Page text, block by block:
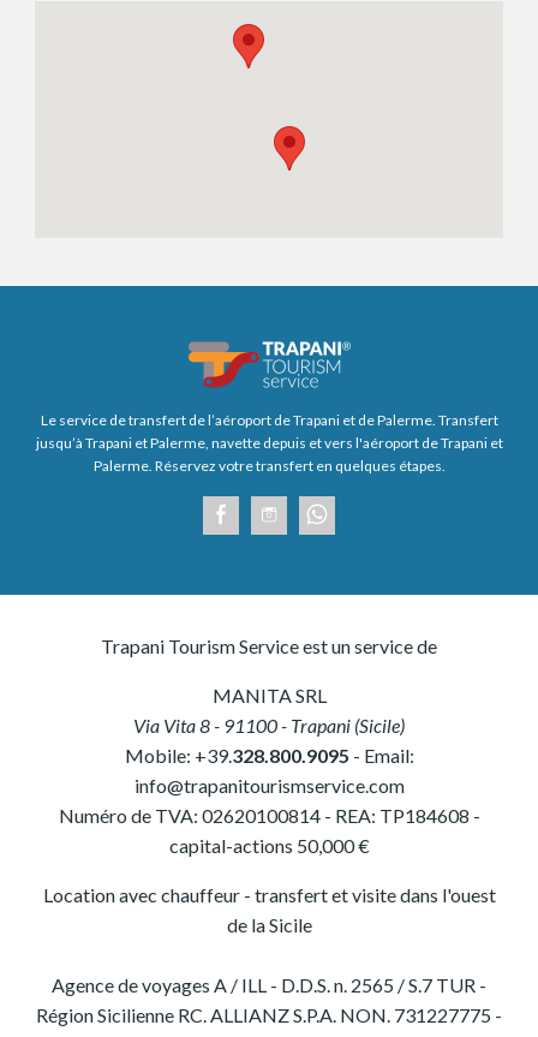
Le service de transfert de l’aéroport de Trapani et de Palerme. Transfert
jusqu’à Trapani et Palerme, navette depuis et vers l'aéroport de Trapani et
Palerme. Réservez votre transfert en quelques étapes.
Trapani Tourism Service est un service de
MANITA SRL
Via Vita 8- 91100- Trapani (Sicile)
Mobile: +39.328.800.9095 - Email:
info@trapanitourismservice.com
Numéro de TVA: 02620100814- REA: TP184608 -
capital-actions 50,000 €
Location avec chauffeur - transfert et visite dans l'ouest
de la Sicile
Agence de voyages A / ILL - D.D.S. n. 2565 / S.7 TUR -
Région Sicilienne RC. ALLIANZ S.P.A. NON. 731227775 -